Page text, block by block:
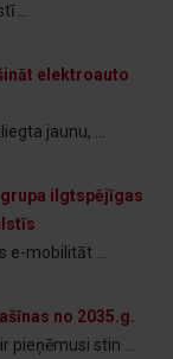
...
elektroauto
jaunu, ...
ilgtspējīgas
mobilitāt ...
no 2035.g.
stin ...